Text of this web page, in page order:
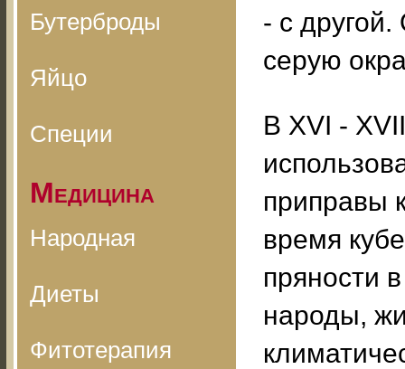
Бутерброды
Яйцо
Специи
Медицина
Народная
Диеты
Фитотерапия
- с
серую
В XVI -
приправы
время
пряности
народы,